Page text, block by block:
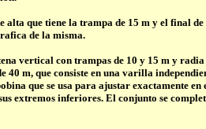
que tiene la trampa de 15 m y el final de
de la misma.
vertical con trampas de 10 y 15 m y
40 m, que consiste en una varilla
que se usa para ajustar exactamente en
extremos inferiores. El conjunto se